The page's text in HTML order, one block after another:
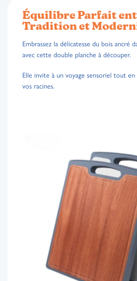
Équilibre Parfait
Tradition et
Embrassez la délicatesse du bois ancré
avec cette double planche à découper.
Elle invite à un voyage sensoriel tout
vos racines.